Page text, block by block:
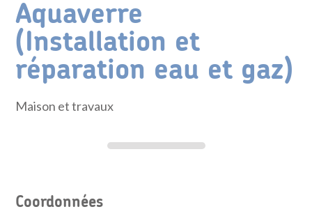
Aquaverre
(Installation et
réparation eau et gaz)
Maison et travaux
Coordonnées